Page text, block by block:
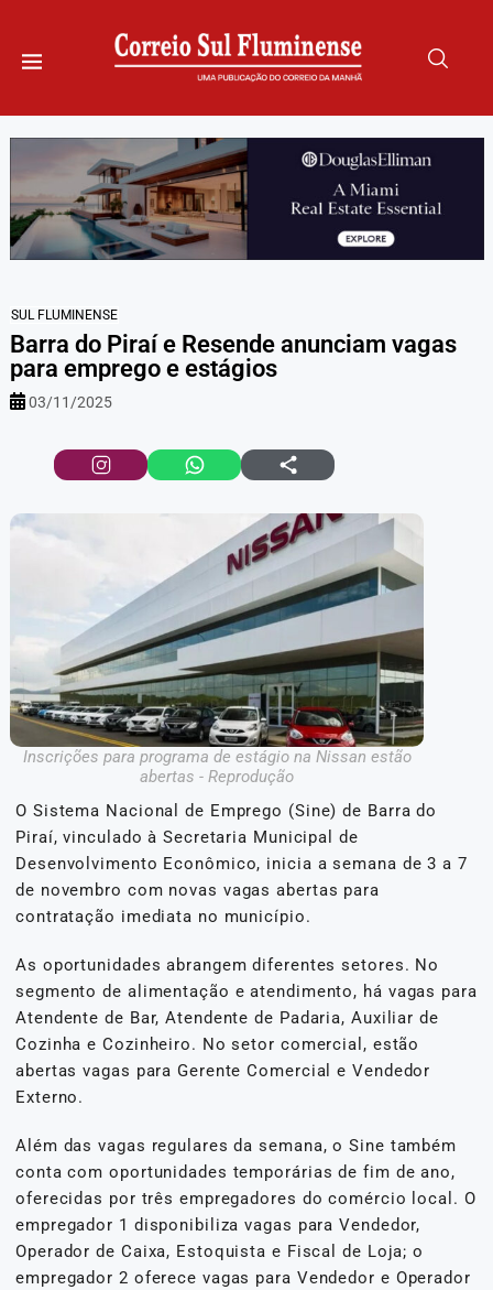
SUL FLUMINENSE
Barra do Piraí e Resende anunciam vagas
para emprego e estágios
03/11/2025
Inscrições para programa de estágio na Nissan estão
abertas - Reprodução
O Sistema Nacional de Emprego (Sine) de Barra do
Piraí, vinculado à Secretaria Municipal de
Desenvolvimento Econômico, inicia a semana de 3 a 7
de novembro com novas vagas abertas para
contratação imediata no município.
As oportunidades abrangem diferentes setores. No
segmento de alimentação e atendimento, há vagas para
Atendente de Bar, Atendente de Padaria, Auxiliar de
Cozinha e Cozinheiro. No setor comercial, estão
abertas vagas para Gerente Comercial e Vendedor
Externo.
Além das vagas regulares da semana, o Sine também
conta com oportunidades temporárias de fim de ano,
oferecidas por três empregadores do comércio local. O
empregador 1 disponibiliza vagas para Vendedor,
Operador de Caixa, Estoquista e Fiscal de Loja; o
empregador 2 oferece vagas para Vendedor e Operador